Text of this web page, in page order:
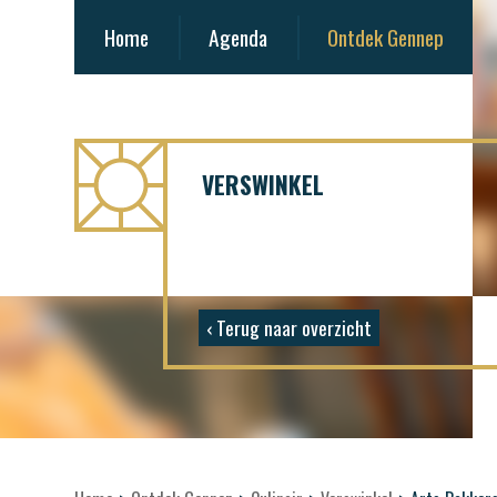
Home Agenda Ontdek Gennep
VERSWINKEL
‹ Terug naar overzicht